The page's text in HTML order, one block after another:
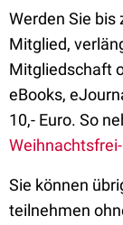
Werden Sie bis
Mitglied,
Mitgliedschaft
eBooks,
10,- Euro. So
Sie können
teilnehmen